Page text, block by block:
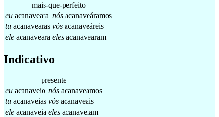
mais-que-perfeito
eu acanaveara nós acanaveáramos
tu acanavearas vós acanaveáreis
ele acanaveara eles acanavearam
Indicativo
presente
eu acanaveio nós acanaveamos
tu acanaveias vós acanaveais
ele acanaveia eles acanaveiam